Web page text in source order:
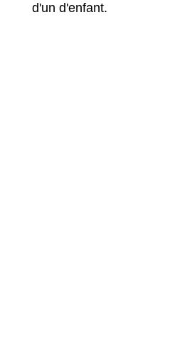
d'un d'enfant.